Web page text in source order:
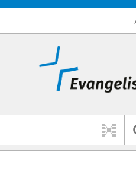
"Pfarrerinitiative" oder
Kirche im Rheinland